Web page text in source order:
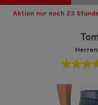
Aktion nur noch 23
4.4
5
Sternen,